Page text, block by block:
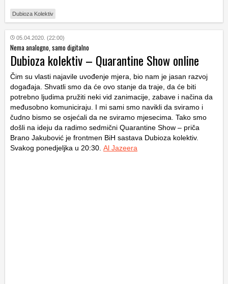
Dubioza Kolektiv
05.04.2020. (22:00)
Nema analogno, samo digitalno
Dubioza kolektiv – Quarantine Show online
Čim su vlasti najavile uvođenje mjera, bio nam je jasan razvoj
događaja. Shvatli smo da će ovo stanje da traje, da će biti
potrebno ljudima pružiti neki vid zanimacije, zabave i načina da
međusobno komuniciraju. I mi sami smo navikli da sviramo i
čudno bismo se osjećali da ne sviramo mjesecima. Tako smo
došli na ideju da radimo sedmični Quarantine Show – priča
Brano Jakubović je frontmen BiH sastava Dubioza kolektiv.
Svakog ponedjeljka u 20:30. Al Jazeera